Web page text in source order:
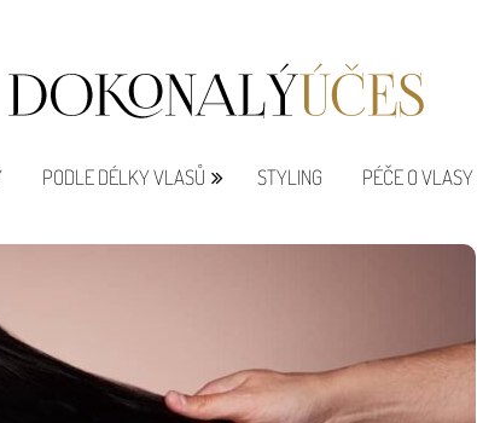
PODLE DÉLKY VLASŮ STYLING PÉČE O VLASY